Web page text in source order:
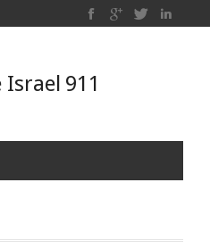
Israel 911